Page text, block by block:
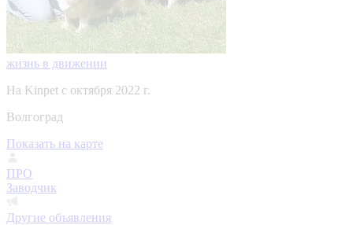
жизнь в движении
На Kinpet c октября 2022 г.
Волгоград
Показать на карте
ПРО
Заводчик
Другие объявления